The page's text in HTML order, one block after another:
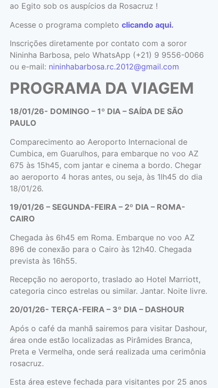
ao Egito sob os auspícios da Rosacruz !
Acesse o programa completo clicando aqui.
Inscrições diretamente por contato com a soror
Nininha Barbosa, pelo WhatsApp (+21) 9 9556-0066
ou e-mail: nininhabarbosa.rc.2012@gmail.com
PROGRAMA DA VIAGEM
18/01/26- DOMINGO – 1º DIA – SAÍDA DE SÃO
PAULO
Comparecimento ao Aeroporto Internacional de
Cumbica, em Guarulhos, para embarque no voo AZ
675 às 15h45, com jantar e cinema a bordo. Chegar
ao aeroporto 4 horas antes, ou seja, às 1lh45 do dia
18/01/26.
19/01/26 – SEGUNDA-FEIRA – 2º DIA – ROMA-
CAIRO
Chegada às 6h45 em Roma. Embarque no voo AZ
896 de conexão para o Cairo às 12h40. Chegada
prevista às 16h55.
Recepção no aeroporto, traslado ao Hotel Marriott,
categoria cinco estrelas ou similar. Jantar. Noite livre.
20/01/26- TERÇA-FEIRA – 3º DIA – DASHOUR
Após o café da manhã sairemos para visitar Dashour,
área onde estão localizadas as Pirâmides Branca,
Preta e Vermelha, onde será realizada uma cerimônia
rosacruz.
Esta área esteve fechada para visitantes por 25 anos